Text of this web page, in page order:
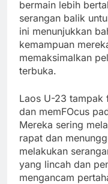
bermain lebih
serangan balik
ini menunjukkan
kemampuan
memaksimalkan
terbuka.
Laos U-23 tampak
dan memFOcus
Mereka sering
rapat dan
melakukan
yang lincah dan
mengancam